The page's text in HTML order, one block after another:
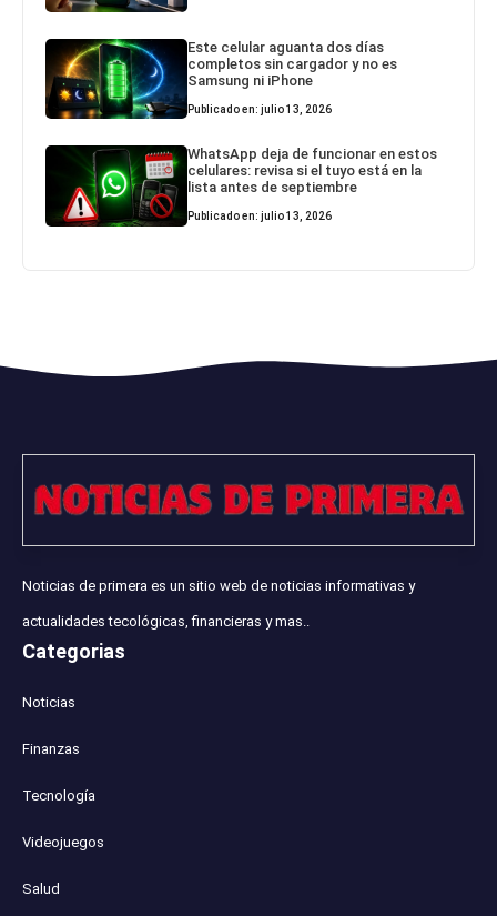
Este celular aguanta dos días
completos sin cargador y no es
Samsung ni iPhone
Publicado en: julio 13, 2026
WhatsApp deja de funcionar en estos
celulares: revisa si el tuyo está en la
lista antes de septiembre
Publicado en: julio 13, 2026
Noticias de primera es un sitio web de noticias informativas y
actualidades tecológicas, financieras y mas..
Categorias
Noticias
Finanzas
Tecnología
Videojuegos
Salud